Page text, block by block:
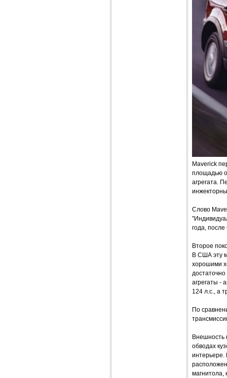
Maverick
площадью
агрегата.
Слово
года,
Второе
В США эту
хорошими
агрегаты -
124 л.с., а
По
Внешность
обводах
интерьере.
магнитола,